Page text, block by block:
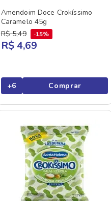
Amendoim Doce Crokíssimo
Caramelo 45g
R$ 5,49 15%
R$ 4,69
+6 Comprar